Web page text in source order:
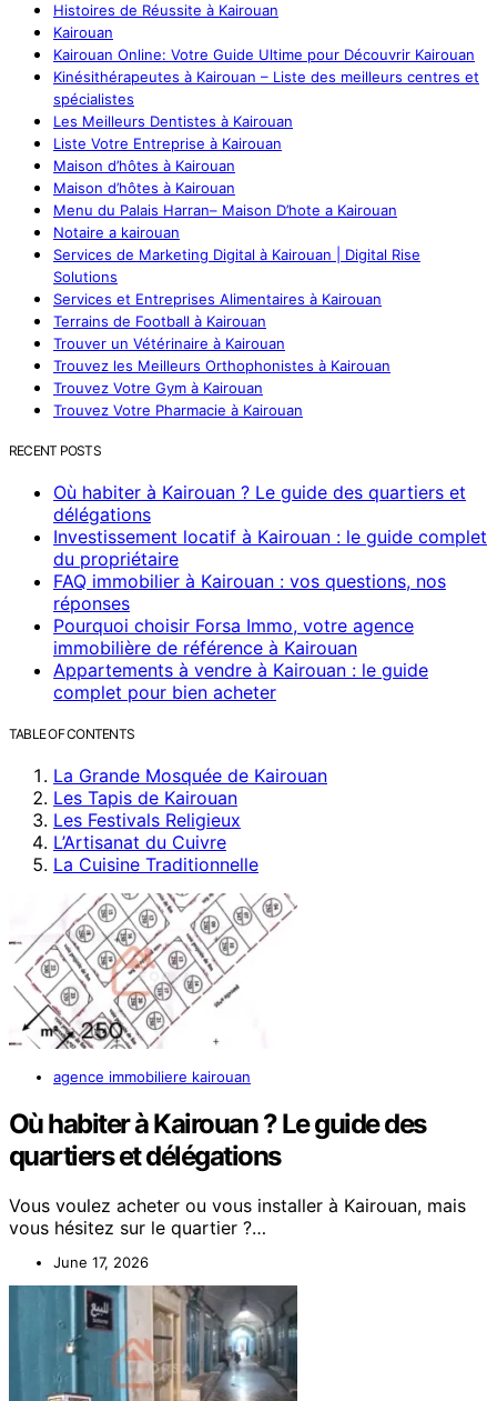
Histoires de Réussite à Kairouan
Kairouan
Kairouan Online: Votre Guide Ultime pour Découvrir Kairouan
Kinésithérapeutes à Kairouan – Liste des meilleurs centres et
spécialistes
Les Meilleurs Dentistes à Kairouan
Liste Votre Entreprise à Kairouan
Maison d’hôtes à Kairouan
Maison d’hôtes à Kairouan
Menu du Palais Harran– Maison D’hote a Kairouan
Notaire a kairouan
Services de Marketing Digital à Kairouan | Digital Rise
Solutions
Services et Entreprises Alimentaires à Kairouan
Terrains de Football à Kairouan
Trouver un Vétérinaire à Kairouan
Trouvez les Meilleurs Orthophonistes à Kairouan
Trouvez Votre Gym à Kairouan
Trouvez Votre Pharmacie à Kairouan
RECENT POSTS
Où habiter à Kairouan ? Le guide des quartiers et
délégations
Investissement locatif à Kairouan : le guide complet
du propriétaire
FAQ immobilier à Kairouan : vos questions, nos
réponses
Pourquoi choisir Forsa Immo, votre agence
immobilière de référence à Kairouan
Appartements à vendre à Kairouan : le guide
complet pour bien acheter
TABLE OF CONTENTS
La Grande Mosquée de Kairouan
Les Tapis de Kairouan
Les Festivals Religieux
L’Artisanat du Cuivre
La Cuisine Traditionnelle
agence immobiliere kairouan
Où habiter à Kairouan ? Le guide des
quartiers et délégations
Vous voulez acheter ou vous installer à Kairouan, mais
vous hésitez sur le quartier ?…
June 17, 2026